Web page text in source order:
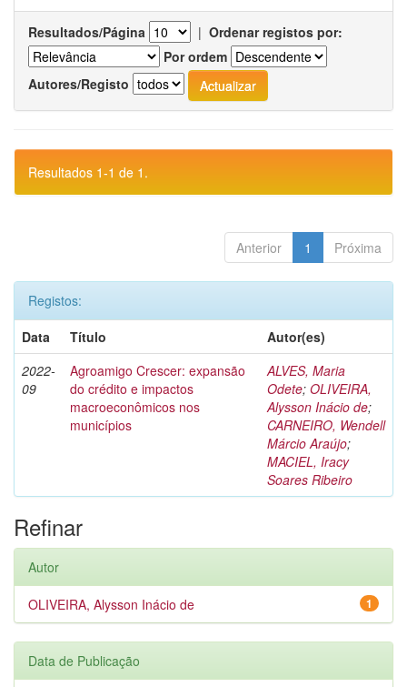
Resultados/Página | Ordenar registos por:
Por ordem
Autores/Registo
Resultados 1-1 de 1.
Anterior 1 Próxima
Registos:
Data
Título
Autor(es)
2022-
09
Agroamigo Crescer: expansão
do crédito e impactos
macroeconômicos nos
municípios
ALVES, Maria
Odete; OLIVEIRA,
Alysson Inácio de;
CARNEIRO, Wendell
Márcio Araújo;
MACIEL, Iracy
Soares Ribeiro
Refinar
Autor
1
OLIVEIRA, Alysson Inácio de
Data de Publicação